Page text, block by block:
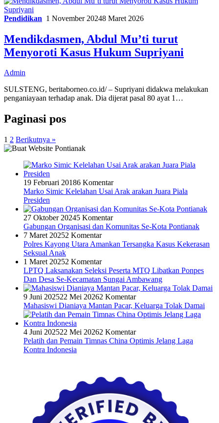
Pendidikan 1 November 20248 Maret 2026
Mendikdasmen, Abdul Mu’ti turut
Menyoroti Kasus Hukum Supriyani
Admin
SULSTENG, beritaborneo.co.id/ – Supriyani didakwa melakukan
penganiayaan terhadap anak. Dia dijerat pasal 80 ayat 1…
Paginasi pos
1 2 Berikutnya »
19 Februari 20186 Komentar
Marko Simic Kelelahan Usai Arak arakan Juara Piala
Presiden
27 Oktober 20245 Komentar
Gabungan Organisasi dan Komunitas Se-Kota Pontianak
7 Maret 20252 Komentar
Polres Kayong Utara Amankan Tersangka Kasus Kekerasan
Seksual Anak
1 Maret 20252 Komentar
LPTQ Laksanakan Seleksi Peserta MTQ Libatkan Ponpes
Dan Desa Se-Kecamatan Sungai Ambawang
9 Juni 202522 Mei 20262 Komentar
Mahasiswi Dianiaya Mantan Pacar, Keluarga Tolak Damai
4 Juni 202522 Mei 20262 Komentar
Pelatih dan Pemain Timnas China Optimis Jelang Laga
Kontra Indonesia